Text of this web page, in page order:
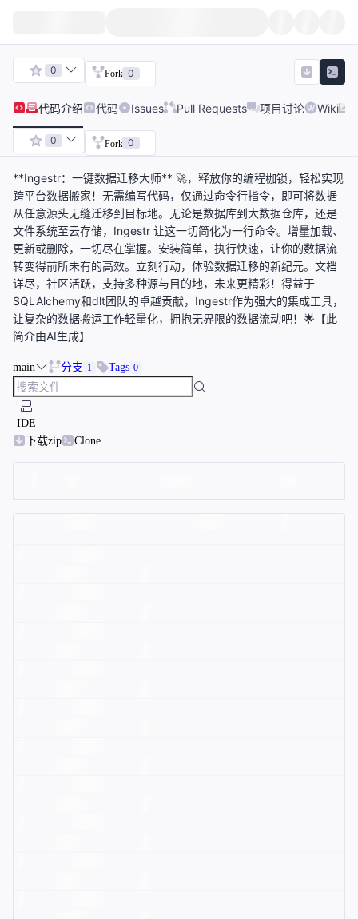
0 Fork 0
代码介绍 代码 Issues Pull Requests 项目讨论 Wiki
0 Fork 0
**Ingestr：一键数据迁移大师** 🚀，释放你的编程枷锁，轻松实现
跨平台数据搬家！无需编写代码，仅通过命令行指令，即可将数据
从任意源头无缝迁移到目标地。无论是数据库到大数据仓库，还是
文件系统至云存储，Ingestr 让这一切简化为一行命令。增量加载、
更新或删除，一切尽在掌握。安装简单，执行快速，让你的数据流
转变得前所未有的高效。立刻行动，体验数据迁移的新纪元。文档
详尽，社区活跃，支持多种源与目的地，未来更精彩！得益于
SQLAlchemy和dlt团队的卓越贡献，Ingestr作为强大的集成工具，
让复杂的数据搬运工作轻量化，拥抱无界限的数据流动吧！🌟【此
简介由AI生成】
main 分支 1 Tags 0
IDE
下载zip
Clone